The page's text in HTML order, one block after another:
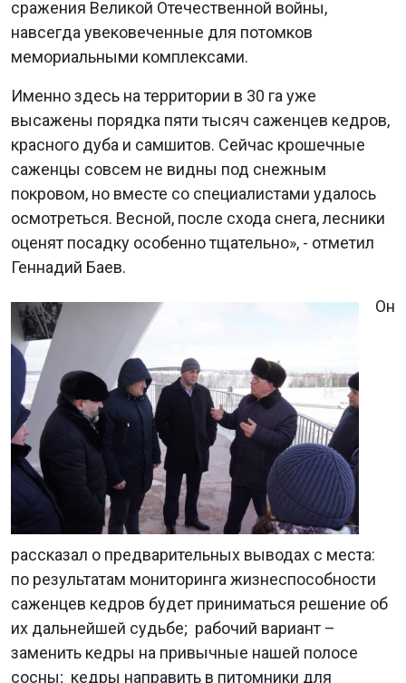
сражения Великой Отечественной войны,
навсегда увековеченные для потомков
мемориальными комплексами.
Именно здесь на территории в 30 га уже
высажены порядка пяти тысяч саженцев кедров,
красного дуба и самшитов. Сейчас крошечные
саженцы совсем не видны под снежным
покровом, но вместе со специалистами удалось
осмотреться. Весной, после схода снега, лесники
оценят посадку особенно тщательно», - отметил
Геннадий Баев.
Он
рассказал о предварительных выводах с места:
по результатам мониторинга жизнеспособности
саженцев кедров будет приниматься решение об
их дальнейшей судьбе; рабочий вариант –
заменить кедры на привычные нашей полосе
сосны; кедры направить в питомники для